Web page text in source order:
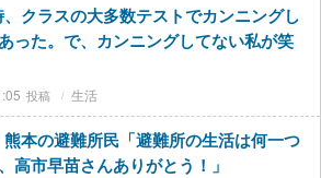
クラスの大多数テストでカンニングし
った。で、カンニングしてない私が笑
生活
熊本の避難所民「避難所の生活は何一つ
高市早苗さんありがとう！」